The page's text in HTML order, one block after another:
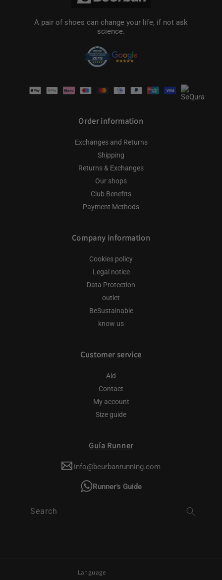
A pair of shoes can change your life, if not ask
science.
methods
Order information
Exchanges and Returns
Shipping
Returns & Exchanges
Our shops
Club Benefits
Payment Methods
Company information
Cookies policy
Legal notice
Data Protection
outlet
BeSustainable
know us
Customer service
Aid
Contact
My account
Size guide
Guía Runner
info@beurbanrunning.com
Runner's Guide
Search
Language